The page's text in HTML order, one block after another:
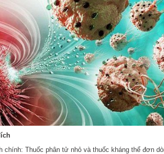
chính: Thuốc phân tử nhỏ và thuốc kháng thể đơn